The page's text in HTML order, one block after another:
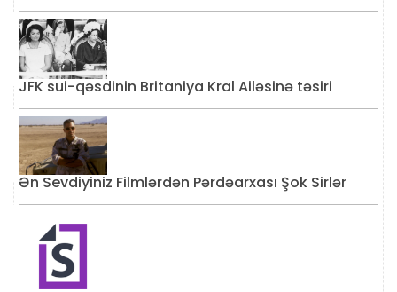
JFK sui-qəsdinin Britaniya Kral Ailəsinə təsiri
Ən Sevdiyiniz Filmlərdən Pərdəarxası Şok Sirlər